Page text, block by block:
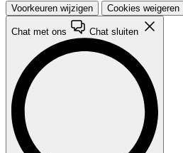
Voorkeuren wijzigen Cookies weigeren
Chat met ons Chat sluiten